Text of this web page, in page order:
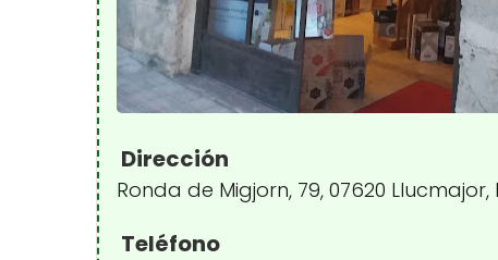
Dirección
Ronda de Migjorn, 79, 07620 Llucmajor,
Teléfono